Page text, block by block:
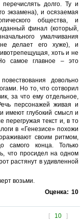
долго. Ту и
экзамена), и осязаемая
общества, и
финал (который,
умалчивания
делает его хуже), и
хоть и не
самое главное – это
довольно
Но то, что сотворил
за что ему отдельное,
персонажей живая и
имеют глубокий смысл и
перегружая текст и, в то
в «Генезисе» похожи
своим ритмом,
самого конца. Только
что просидел на одном
растянут в удивленной
возьми.
Оценка: 10
[ 10 ]